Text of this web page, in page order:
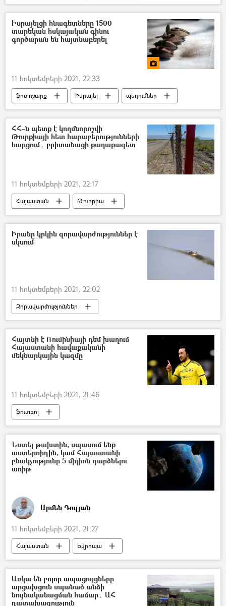
Իտալիա
Նախագահ
Հռոմ
Կորոնավիրուսը աշխարհում
Կորոնավիրուսը Հայաստանում և Արցախում
Իսրայելցի հնագետները 1500
տարեկան հսկայական գինու
գործարան են հայտնաբերել
11 հոկտեմբերի 2021, 22:33
ֆոտոշարք Իսրայել
պեղումներ
Գինի
Լուսանկարներ
ՀՀ–ն պետք է կողմնորոշվի
Թուրքիայի հետ հարաբերությունների
հարցում․ բրիտանացի քաղաքագետ
11 հոկտեմբերի 2021, 22:17
Հայաստան
Թուրքիա
Մեծ Բրիտանիա
Իրանը կրկին զորավարժություններ է
սկսում
11 հոկտեմբերի 2021, 22:02
Զորավարժություններ
Հայաստան–Իրան գործակցություն
Թուրքիա
Ադրբեջան
Իրանի Իսլամական Հանրապետություն
Հայտնի է Ռումինիայի դեմ խաղում
Հայաստանի հավաքականի
մեկնարկային կազմը
11 հոկտեմբերի 2021, 21:46
ֆուտբոլ
Հայաստանի ազգային հավաքական
Սարգիս Ադամյան
Խորեն Բայրամյան
Ռումինիա
Նստել թախտին, սպասում ենք
աստերոիդին, կամ Հայաստանի
բնակչությունը 5 միլիոն դարձնելու
առիթ
Արմեն Դուլյան
11 հոկտեմբերի 2021, 21:27
Հայաստան
Եվրոպա
5 րոպե Դուլյանի հետ
Երկիր մոլորակ
աստերոիդ
Առկա են բոլոր ապացույցները
արցախցուն սպանած անձի
նույնականացման համար․ ԱՀ
դատախազություն